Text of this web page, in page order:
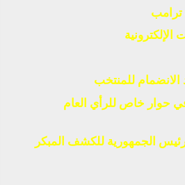
ترامب
للمنتخب
حوار خاص للرأي العام
ضمن مبادرة رئيس الجمهورية للكشف المبكر